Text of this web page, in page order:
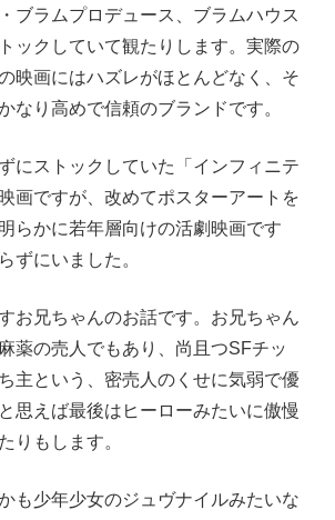
ブラムプロデュース、ブラムハウス
ックしていて観たりします。実際の
映画にはハズレがほとんどなく、そ
なり高めで信頼のブランドです。
にストックしていた「インフィニテ
画ですが、改めてポスターアートを
らかに若年層向けの活劇映画です
ずにいました。
お兄ちゃんのお話です。お兄ちゃん
薬の売人でもあり、尚且つSFチッ
主という、密売人のくせに気弱で優
思えば最後はヒーローみたいに傲慢
りもします。
も少年少女のジュヴナイルみたいな